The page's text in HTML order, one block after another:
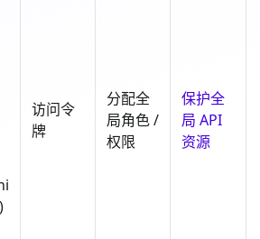
访问令
牌
分配全
局角色 /
权限
保护全
局 API
资源